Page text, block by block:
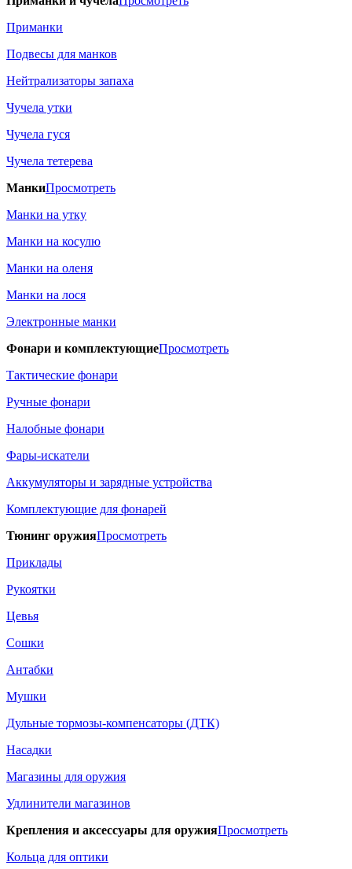
Приманки
Подвесы для манков
Нейтрализаторы запаха
Чучела утки
Чучела гуся
Чучела тетерева
МанкиПросмотреть
Манки на утку
Манки на косулю
Манки на оленя
Манки на лося
Электронные манки
Фонари и комплектующиеПросмотреть
Тактические фонари
Ручные фонари
Налобные фонари
Фары-искатели
Аккумуляторы и зарядные устройства
Комплектующие для фонарей
Тюнинг оружияПросмотреть
Приклады
Рукоятки
Цевья
Сошки
Антабки
Мушки
Дульные тормозы-компенсаторы (ДТК)
Насадки
Магазины для оружия
Удлинители магазинов
Крепления и аксессуары для оружияПросмотреть
Кольца для оптики